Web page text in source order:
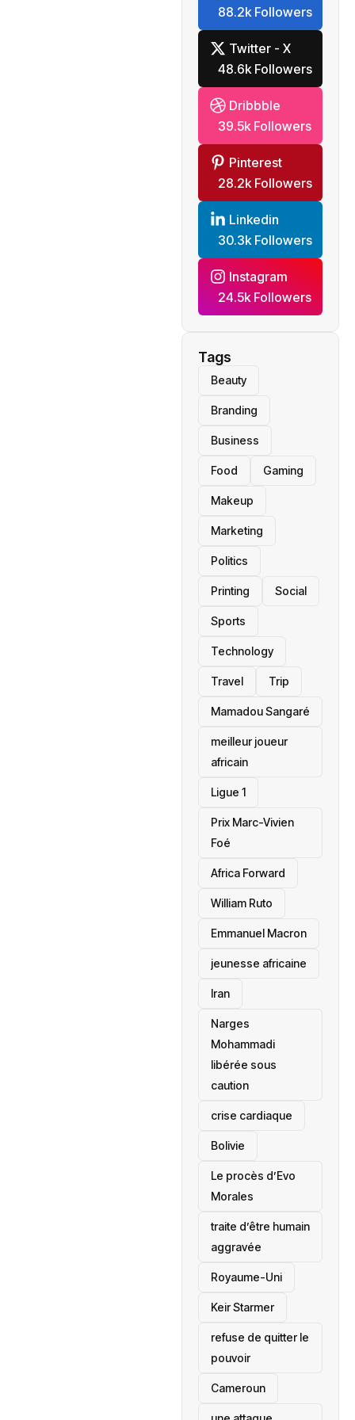
mondiale
88.2k Followers
Twitter - X
48.6k Followers
Dribbble
39.5k Followers
Pinterest
28.2k Followers
Linkedin
30.3k Followers
Instagram
24.5k Followers
Tags
Beauty
Branding
Business
Food Gaming
Makeup
Marketing
Politics
Printing Social
Sports
Technology
Travel Trip
Mamadou Sangaré
meilleur joueur
africain
Ligue 1
Prix Marc-Vivien
Foé
‎Africa Forward
William Ruto
Emmanuel Macron
jeunesse africaine
‎Iran
Narges
Mohammadi
libérée sous
caution
crise cardiaque
‎Bolivie
Le procès d’Evo
Morales
traite d’être humain
aggravée
‎Royaume-Uni
Keir Starmer
refuse de quitter le
pouvoir
‎Cameroun